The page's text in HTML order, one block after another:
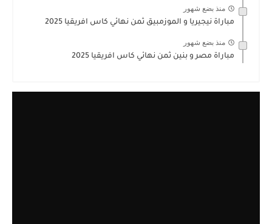
منذ بضع شهور
مباراة نيجيريا و الموزمبيق ثمن نهائي كاس افريقيا 2025
منذ بضع شهور
مباراة مصر و بنين ثمن نهائي كاس افريقيا 2025